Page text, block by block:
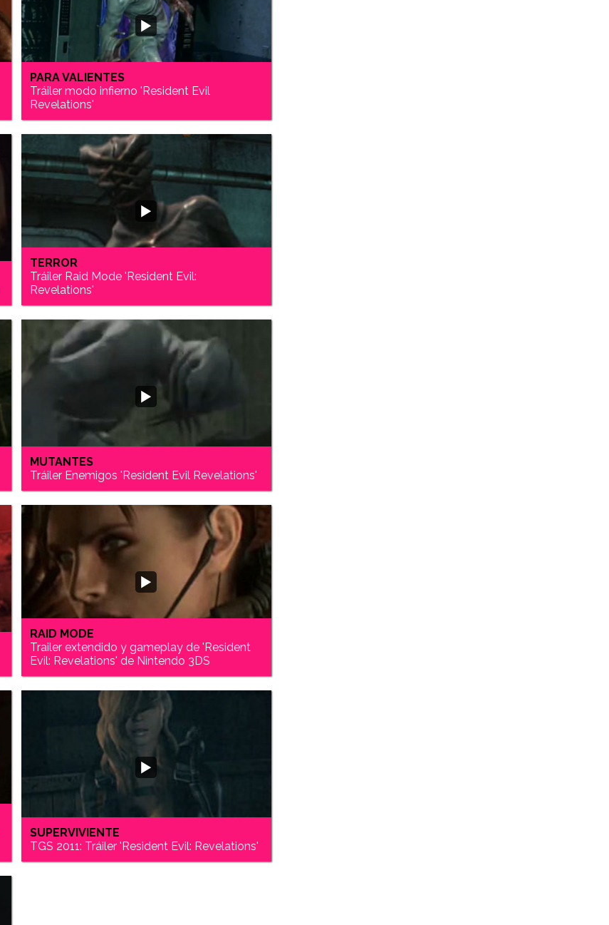
PARA VALIENTES
Tráiler modo infierno 'Resident Evil
Revelations'
TERROR
Tráiler Raid Mode 'Resident Evil:
Revelations'
MUTANTES
Tráiler Enemigos 'Resident Evil Revelations'
RAID MODE
Trailer extendido y gameplay de 'Resident
Evil: Revelations' de Nintendo 3DS
SUPERVIVIENTE
TGS 2011: Tráiler 'Resident Evil: Revelations'